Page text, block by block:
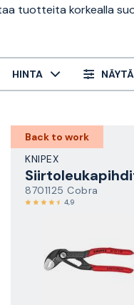
tuotteita korkealla
HINTA
Back to work
KNIPEX
8701125 Cobra
4,9